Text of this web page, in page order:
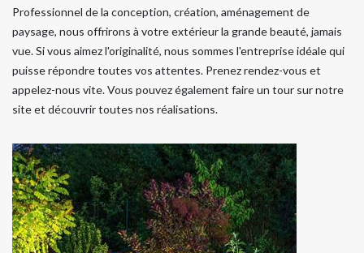
Professionnel de la conception, création, aménagement de
paysage, nous offrirons à votre extérieur la grande beauté, jamais
vue. Si vous aimez l'originalité, nous sommes l'entreprise idéale qui
puisse répondre toutes vos attentes. Prenez rendez-vous et
appelez-nous vite. Vous pouvez également faire un tour sur notre
site et découvrir toutes nos réalisations.